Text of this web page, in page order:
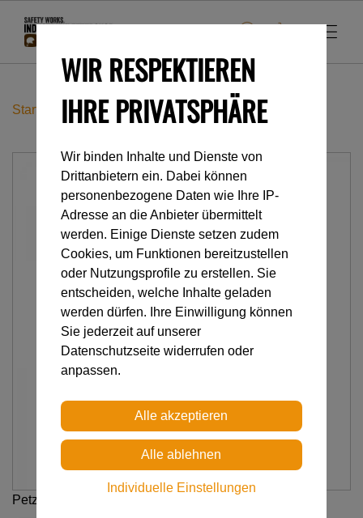
Startseite Industrieklettern Abseilgeräte
Petzl
WIR RESPEKTIEREN
IHRE PRIVATSPHÄRE
Wir binden Inhalte und Dienste von
Drittanbietern ein. Dabei können
personenbezogene Daten wie Ihre IP-
Adresse an die Anbieter übermittelt
werden. Einige Dienste setzen zudem
Cookies, um Funktionen bereitzustellen
oder Nutzungsprofile zu erstellen. Sie
entscheiden, welche Inhalte geladen
werden dürfen. Ihre Einwilligung können
Sie jederzeit auf unserer
Datenschutzseite widerrufen oder
anpassen.
Individuelle Einstellungen